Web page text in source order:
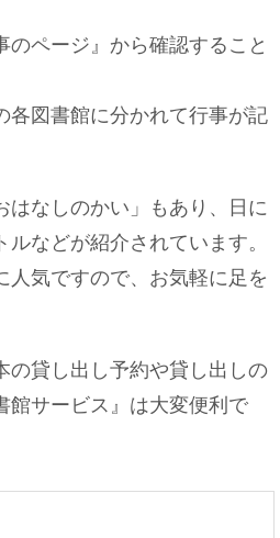
のページ』から確認すること
各図書館に分かれて行事が記
はなしのかい」もあり、日に
などが紹介されています。
人気ですので、お気軽に足を
の貸し出し予約や貸し出しの
館サービス』は大変便利で